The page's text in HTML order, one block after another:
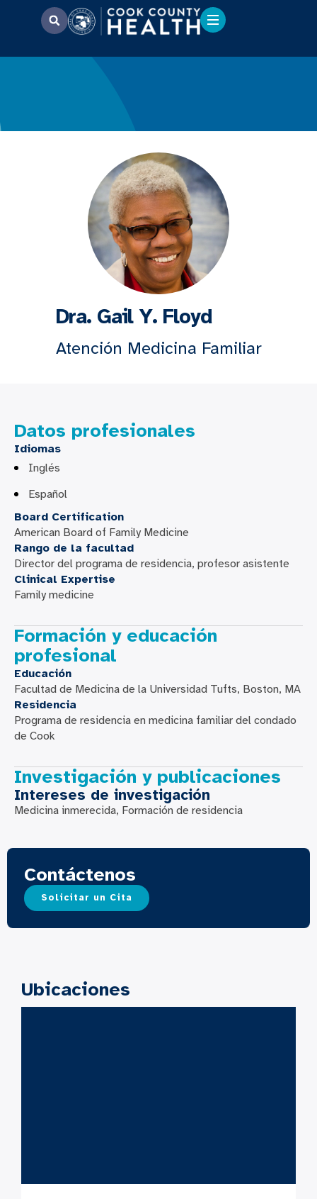
Dra. Gail Y. Floyd
Atención Medicina Familiar
Datos profesionales
Idiomas
Inglés
Español
Board Certification
American Board of Family Medicine
Rango de la facultad
Director del programa de residencia, profesor asistente
Clinical Expertise
Family medicine
Formación y educación
profesional
Educación
Facultad de Medicina de la Universidad Tufts, Boston, MA
Residencia
Programa de residencia en medicina familiar del condado
de Cook
Investigación y publicaciones
Intereses de investigación
Medicina inmerecida, Formación de residencia
Contáctenos
Solicitar un Cita
Ubicaciones